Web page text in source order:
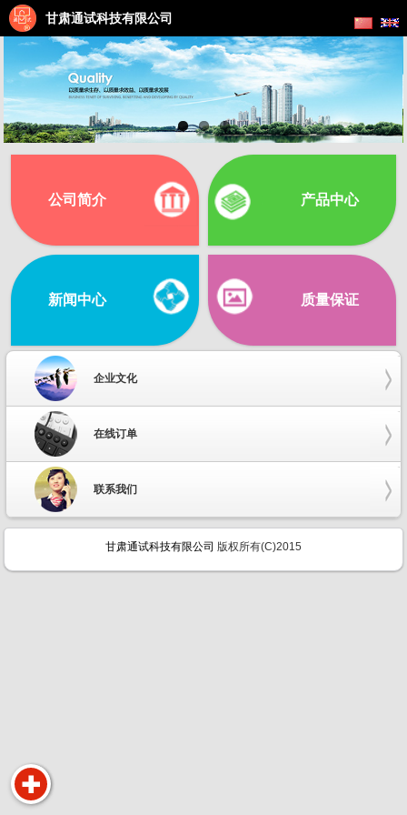
甘肃通试科技有限公司
公司简介 产品中心
新闻中心 质量保证
企业文化
在线订单
联系我们
甘肃通试科技有限公司 版权所有(C)2015